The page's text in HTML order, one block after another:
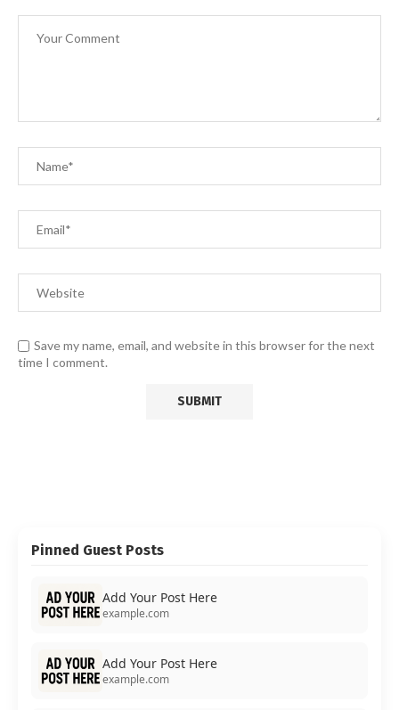
Save my name, email, and website in this browser for the next
time I comment.
Pinned Guest Posts
Add Your Post Here
example.com
Add Your Post Here
example.com